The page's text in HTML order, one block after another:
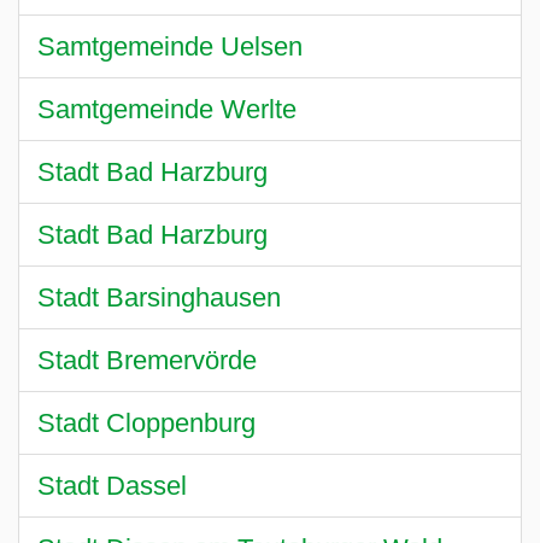
Samtgemeinde Uelsen
Samtgemeinde Werlte
Stadt Bad Harzburg
Stadt Bad Harzburg
Stadt Barsinghausen
Stadt Bremervörde
Stadt Cloppenburg
Stadt Dassel